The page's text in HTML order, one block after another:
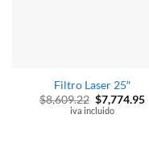
Filtro Laser 25″
$8,609.22 El
precio
$7,774.95El
iva incluido